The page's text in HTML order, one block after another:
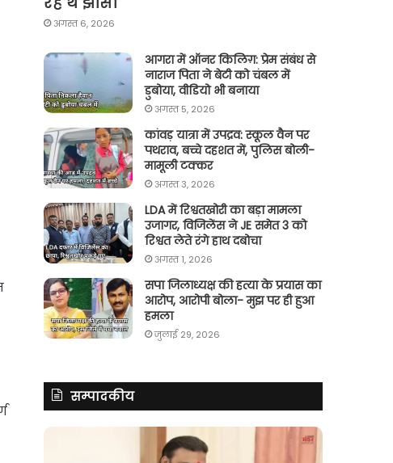
अगस्त 6, 2026
आगरा में ऑनर किलिग़: प्रेम संबंध से
नाराज पिता ने बेटी को चंबल में
डुबोया, वीडियो भी बनाया
अगस्त 5, 2026
कांवड़ यात्रा में उपद्रव: स्कूल वैन पर
पथराव, बच्चे दहशत में, पुलिस बोली-
मामूली टक्कर
अगस्त 3, 2026
LDA में रिश्वतखोरी का बड़ा मामला
उजागर, विजिलेंस ने JE समेत 3 को
रिश्वत लेते रंगे हाथ दबोचा
अगस्त 1, 2026
सपा जिलाध्यक्ष की हत्या के प्रयास का
आरोप, आरोपी बोला- मुझ पर ही हुआ
हमला
जुलाई 29, 2026
सम्पादकीय